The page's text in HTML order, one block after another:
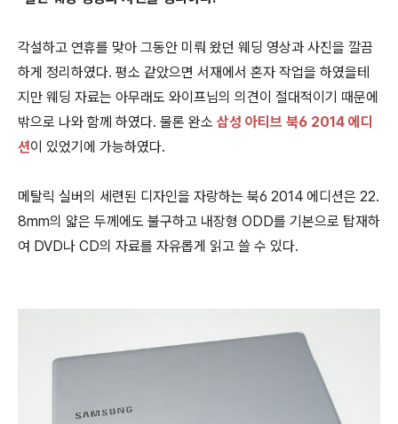
각설하고 연휴를 맞아 그동안 미뤄 왔던 웨딩 영상과 사진을 깔끔
하게 정리하였다. 평소 같았으면 서재에서 혼자 작업을 하였을테
지만 웨딩 자료는 아무래도 와이프님의 의견이 절대적이기 때문에
밖으로 나와 함께 하였다. 물론 완소 삼성 아티브 북6 2014 에디
션이 있었기에 가능하였다.
메탈릭 실버의 세련된 디자인을 자랑하는 북6 2014 에디션은 22.
8mm의 얇은 두께에도 불구하고 내장형 ODD를 기본으로 탑재하
여 DVD나 CD의 자료를 자유롭게 읽고 쓸 수 있다.